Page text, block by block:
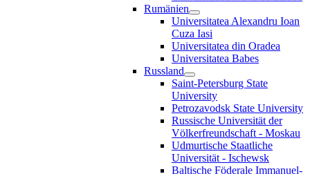
Rumänien
Universitatea Alexandru Ioan
Cuza Iasi
Universitatea din Oradea
Universitatea Babes
Russland
Saint-Petersburg State
University
Petrozavodsk State University
Russische Universität der
Völkerfreundschaft - Moskau
Udmurtische Staatliche
Universität - Ischewsk
Baltische Föderale Immanuel-